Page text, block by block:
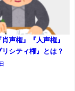
声権』『人声権』
リシティ権』とは？